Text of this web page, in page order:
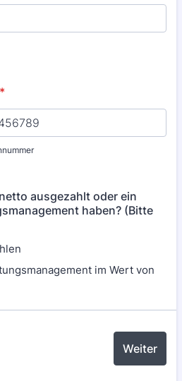
*
ausgezahlt oder ein
haben? (Bitte
im Wert von
Weiter